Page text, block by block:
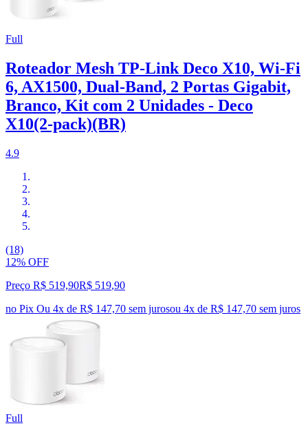
Full
Roteador Mesh TP-Link Deco X10, Wi-Fi
6, AX1500, Dual-Band, 2 Portas Gigabit,
Branco, Kit com 2 Unidades - Deco
X10(2-pack)(BR)
4.9
(18)
12% OFF
Preço R$ 519,90R$ 519,90
no Pix Ou 4x de R$ 147,70 sem jurosou 4x de R$ 147,70 sem juros
Full